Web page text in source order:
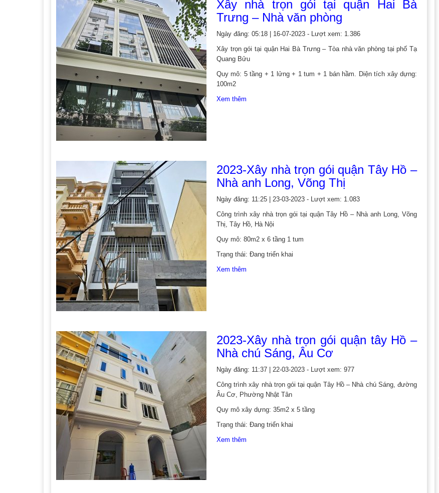
Xây nhà trọn gói tại quận Hai Bà
Trưng – Nhà văn phòng
Ngày đăng: 05:18 | 16-07-2023 - Lượt xem: 1.386
Xây trọn gói tại quận Hai Bà Trưng – Tòa nhà văn phòng tại phố Tạ
Quang Bửu
Quy mô: 5 tầng + 1 lửng + 1 tum + 1 bán hầm. Diện tích xây dựng:
100m2
Xem thêm
2023-Xây nhà trọn gói quận Tây Hồ –
Nhà anh Long, Võng Thị
Ngày đăng: 11:25 | 23-03-2023 - Lượt xem: 1.083
Công trình xây nhà trọn gói tại quận Tây Hồ – Nhà anh Long, Võng
Thị, Tây Hồ, Hà Nội
Quy mô: 80m2 x 6 tầng 1 tum
Trạng thái: Đang triển khai
Xem thêm
2023-Xây nhà trọn gói quận tây Hồ –
Nhà chú Sáng, Âu Cơ
Ngày đăng: 11:37 | 22-03-2023 - Lượt xem: 977
Công trình xây nhà trọn gói tại quận Tây Hồ – Nhà chú Sáng, đường
Âu Cơ, Phường Nhật Tân
Quy mô xây dựng: 35m2 x 5 tầng
Trạng thái: Đang triển khai
Xem thêm